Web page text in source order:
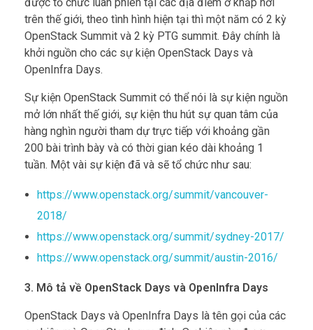
được tổ chức luân phiên tại các địa điểm ở khắp nơi
trên thế giới, theo tình hình hiện tại thì một năm có 2 kỳ
OpenStack Summit và 2 kỳ PTG summit. Đây chính là
khởi nguồn cho các sự kiện OpenStack Days và
OpenInfra Days.
Sự kiện OpenStack Summit có thể nói là sự kiện nguồn
mở lớn nhất thế giới, sự kiện thu hút sự quan tâm của
hàng nghìn người tham dự trực tiếp với khoảng gần
200 bài trình bày và có thời gian kéo dài khoảng 1
tuần. Một vài sự kiện đã và sẽ tổ chức như sau:
https://www.openstack.org/summit/vancouver-
2018/
https://www.openstack.org/summit/sydney-2017/
https://www.openstack.org/summit/austin-2016/
3. Mô tả về OpenStack Days và OpenInfra Days
OpenStack Days và OpenInfra Days là tên gọi của các